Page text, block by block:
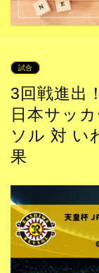
試合
3回戦進出
日本サッ
ソル 対 い
果